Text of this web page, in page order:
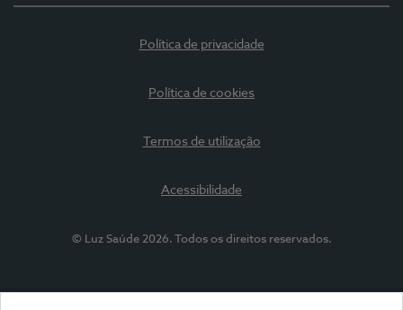
Política de privacidade
Política de cookies
Termos de utilização
Acessibilidade
© Luz Saúde 2026. Todos os direitos reservados.